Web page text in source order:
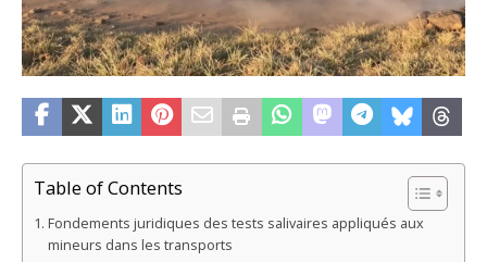
Table of Contents
Fondements juridiques des tests salivaires appliqués aux
mineurs dans les transports